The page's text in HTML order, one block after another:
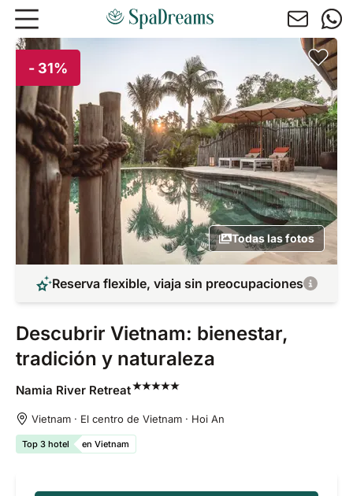
Ir al contenido principal
- 31%
Todas las fotos
Reserva flexible, viaja sin preocupaciones
Descubrir Vietnam: bienestar,
tradición y naturaleza
Namia River Retreat
Vietnam · El centro de Vietnam · Hoi An
Top 3 hotel en Vietnam